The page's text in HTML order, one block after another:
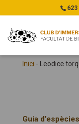
623
Inici - Leodice
Guia d’espècies